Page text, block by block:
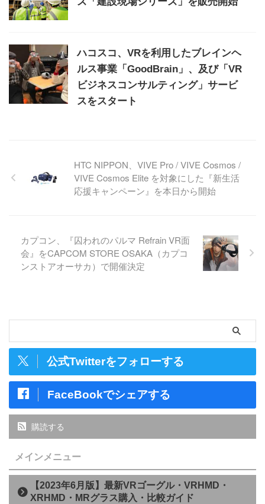
ハコスコ、VRを利用したブレインヘ
ルス事業「GoodBrain」、及び「VR
ビジネスコンサルティング」サービ
スをスタート
HTC NIPPON、VIVE Pro / VIVE Cosmos /
VIVE Cosmos Elite を対象にした『新生活
応援キャンペーン』を本日から開始
カプコン、『囚われのパルマ Refrain VR面
会』をCAPCOM STORE OSAKA（カプコ
ンストアオーサカ）で開催決定
公式Twitterをフォローする
FaceBookでシェアする
購読する
メインメニュー
【2023年6月版】最新VRゴーグル・VRHMD・
XRHMD・MRグラス購入・比較ガイド